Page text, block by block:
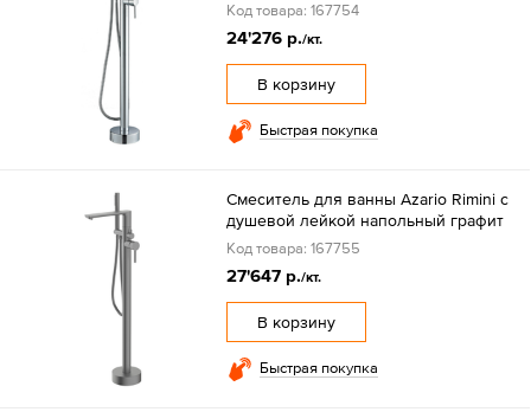
Код товара: 167754
24'276 р./кт.
В корзину
Быстрая покупка
Смеситель для ванны Azario Rimini с
душевой лейкой напольный графит
Код товара: 167755
27'647 р./кт.
В корзину
Быстрая покупка